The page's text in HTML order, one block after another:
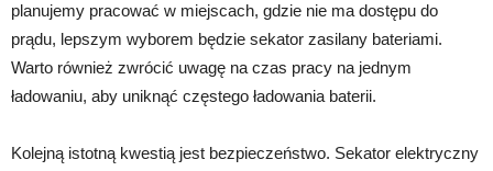
planujemy pracować w miejscach, gdzie nie ma dostępu do
prądu, lepszym wyborem będzie sekator zasilany bateriami.
Warto również zwrócić uwagę na czas pracy na jednym
ładowaniu, aby uniknąć częstego ładowania baterii.
Kolejną istotną kwestią jest bezpieczeństwo. Sekator elektryczny